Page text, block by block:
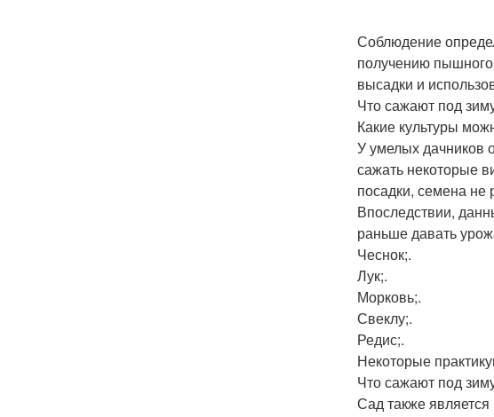
Соблюдение
получению пышного
высадки и
Что сажают под
Какие культуры
У умелых дачников
сажать некоторые
посадки, семена не
Впоследствии,
раньше давать
Чеснок;.
Лук;.
Морковь;.
Свеклу;.
Редис;.
Некоторые
Что сажают под
Сад также